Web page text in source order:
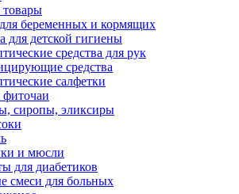
товары
беременных и кормящих
для детской гигиены
средства для рук
средства
салфетки
сиропы, эликсиры
и мюсли
для диабетиков
смеси для больных